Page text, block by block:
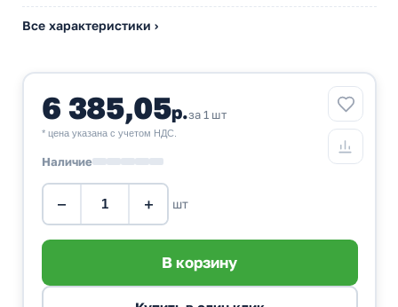
Все характеристики ›
6 385,05р.за 1 шт
* цена указана с учетом НДС.
Наличие
− + шт